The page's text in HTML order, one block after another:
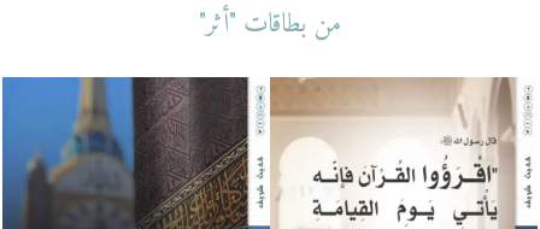
من بطاقات "أثر"